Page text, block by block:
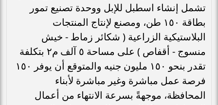
تشمل إنشاء اسطبل للإبل ووحدة تصنيع تمور
بطاقة ١٥٠ طن، ومصنع لإنتاج المنتجات
البلاستيكية الزراعية ( شكائر زماط - خيش
منسوج - أقفاص ) على مساحة ٥ آلف م٢ بتكلفة
تقدر بنحو ١٥٠ مليون جنيه والمتوقع أن يوفر ١٥٠
فرصة عمل مباشرة وغير مباشرة لأبناء
المحافظة، موجهةً بسرعة الانتهاء من أعمال